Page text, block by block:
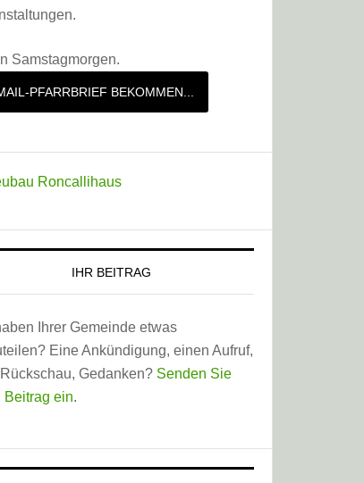
Samstagmorgen.
PFARRBRIEF BEKOMMEN...
IHR BEITRAG
Ihrer Gemeinde etwas
Eine Ankündigung, einen Aufruf,
Gedanken? Senden Sie
Beitrag ein.